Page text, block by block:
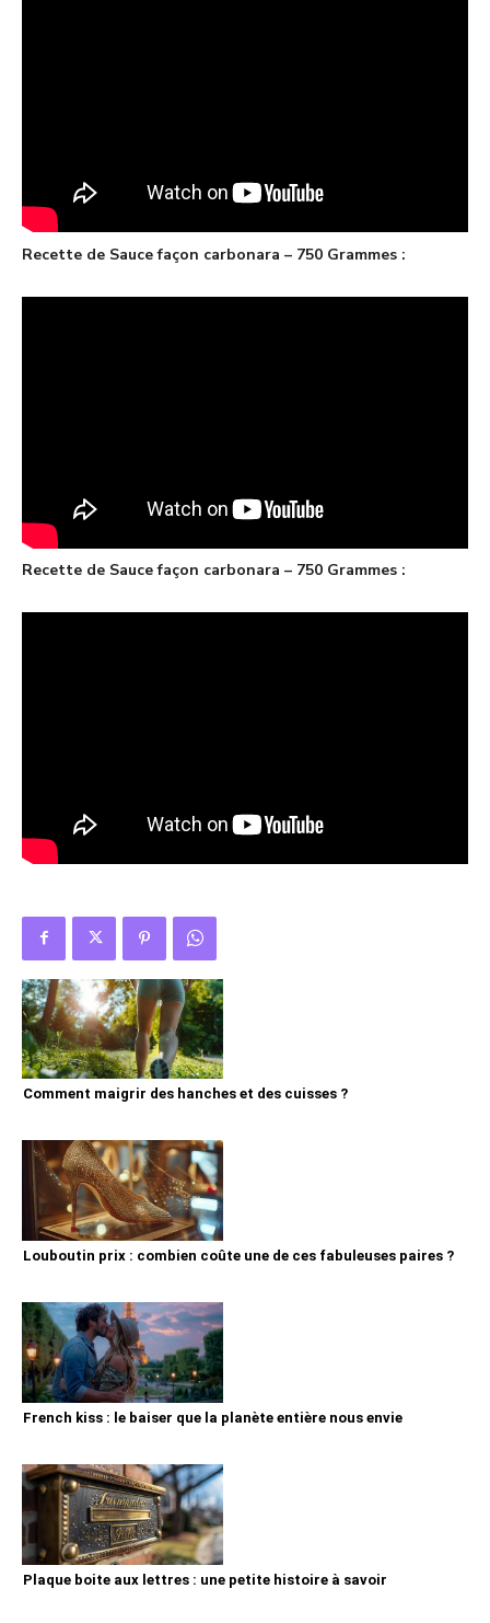
Recette de Sauce façon carbonara – 750 Grammes :
Recette de Sauce façon carbonara – 750 Grammes :
Comment maigrir des hanches et des cuisses ?
Louboutin prix : combien coûte une de ces fabuleuses paires ?
French kiss : le baiser que la planète entière nous envie
Plaque boite aux lettres : une petite histoire à savoir